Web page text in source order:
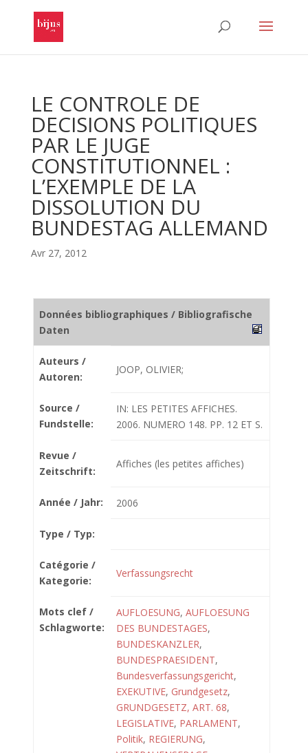
LE CONTROLE DE
DECISIONS POLITIQUES
PAR LE JUGE
CONSTITUTIONNEL :
L’EXEMPLE DE LA
DISSOLUTION DU
BUNDESTAG ALLEMAND
Avr 27, 2012
Données bibliographiques / Bibliografische
Daten
Auteurs /
Autoren:
JOOP, OLIVIER;
Source /
Fundstelle:
IN: LES PETITES AFFICHES.
2006. NUMERO 148. PP. 12 ET S.
Revue /
Zeitschrift:
Affiches (les petites affiches)
Année / Jahr: 2006
Type / Typ:
Catégorie /
Kategorie:
Verfassungsrecht
Mots clef /
Schlagworte:
AUFLOESUNG, AUFLOESUNG
DES BUNDESTAGES,
BUNDESKANZLER,
BUNDESPRAESIDENT,
Bundesverfassungsgericht,
EXEKUTIVE, Grundgesetz,
GRUNDGESETZ, ART. 68,
LEGISLATIVE, PARLAMENT,
Politik, REGIERUNG,